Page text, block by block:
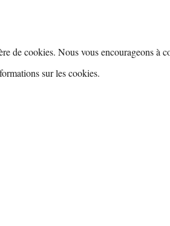
de cookies. Nous vous encourageons à
sur les cookies.